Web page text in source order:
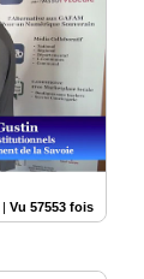
|Vu 57553 fois